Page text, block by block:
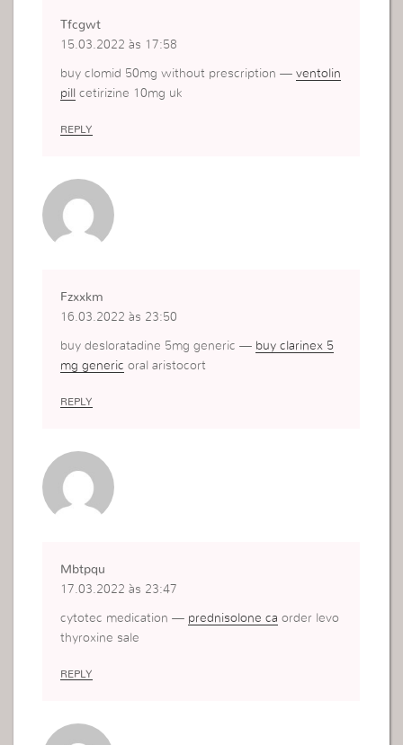
Tfcgwt
15.03.2022 às 17:58
buy clomid 50mg without prescription —ventolin
pill cetirizine 10mg uk
REPLY
Fzxxkm
16.03.2022 às 23:50
buy desloratadine 5mg generic — buy clarinex 5
mg generic oral aristocort
REPLY
Mbtpqu
17.03.2022 às 23:47
cytotec medication — prednisolone ca order levo
thyroxine sale
REPLY